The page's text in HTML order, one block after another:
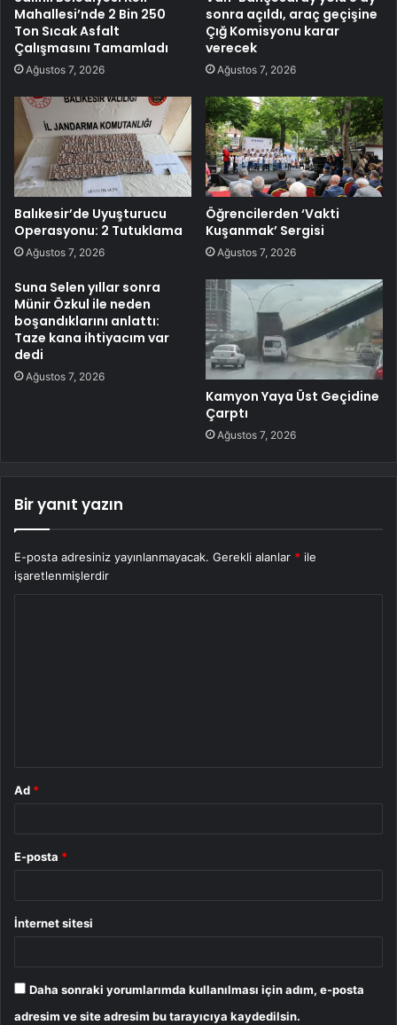
Mahallesi’nde 2 Bin 250
Ton Sıcak Asfalt
Çalışmasını Tamamladı
Ağustos 7, 2026
sonra açıldı, araç geçişine
Çığ Komisyonu karar
verecek
Ağustos 7, 2026
Balıkesir’de Uyuşturucu
Operasyonu: 2 Tutuklama
Ağustos 7, 2026
Öğrencilerden ‘Vakti
Kuşanmak’ Sergisi
Ağustos 7, 2026
Suna Selen yıllar sonra
Münir Özkul ile neden
boşandıklarını anlattı:
Taze kana ihtiyacım var
dedi
Ağustos 7, 2026
Kamyon Yaya Üst Geçidine
Çarptı
Ağustos 7, 2026
Bir yanıt yazın
E-posta adresiniz yayınlanmayacak. Gerekli alanlar * ile
işaretlenmişlerdir
Ad *
E-posta *
İnternet sitesi
Daha sonraki yorumlarımda kullanılması için adım, e-posta
adresim ve site adresim bu tarayıcıya kaydedilsin.